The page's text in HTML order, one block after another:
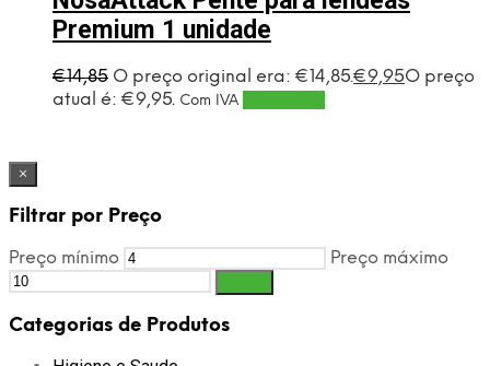
Premium 1 unidade
€14,85 O preço original era: €14,85.€9,95O preço
atual é: €9,95. Com IVA
×
Filtrar por Preço
Preço mínimo Preço máximo
Categorias de Produtos